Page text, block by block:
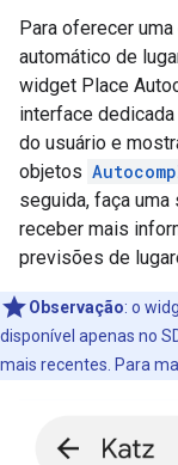
Para oferecer
automático de
widget Place
interface
do usuário e
objetos
seguida, faça
receber mais
previsões de
Observação: o
disponível apenas no
mais recentes. Para